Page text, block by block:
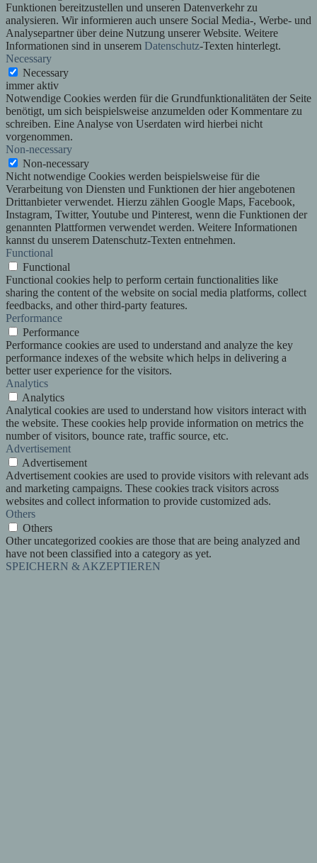
Funktionen bereitzustellen und unseren Datenverkehr zu
analysieren. Wir informieren auch unsere Social Media-, Werbe- und
Analysepartner über deine Nutzung unserer Website. Weitere
Informationen sind in unserem Datenschutz-Texten hinterlegt.
Necessary
Necessary
immer aktiv
Notwendige Cookies werden für die Grundfunktionalitäten der Seite
benötigt, um sich beispielsweise anzumelden oder Kommentare zu
schreiben. Eine Analyse von Userdaten wird hierbei nicht
vorgenommen.
Non-necessary
Non-necessary
Nicht notwendige Cookies werden beispielsweise für die
Verarbeitung von Diensten und Funktionen der hier angebotenen
Drittanbieter verwendet. Hierzu zählen Google Maps, Facebook,
Instagram, Twitter, Youtube und Pinterest, wenn die Funktionen der
genannten Plattformen verwendet werden. Weitere Informationen
kannst du unserem Datenschutz-Texten entnehmen.
Functional
Functional
Functional cookies help to perform certain functionalities like
sharing the content of the website on social media platforms, collect
feedbacks, and other third-party features.
Performance
Performance
Performance cookies are used to understand and analyze the key
performance indexes of the website which helps in delivering a
better user experience for the visitors.
Analytics
Analytics
Analytical cookies are used to understand how visitors interact with
the website. These cookies help provide information on metrics the
number of visitors, bounce rate, traffic source, etc.
Advertisement
Advertisement
Advertisement cookies are used to provide visitors with relevant ads
and marketing campaigns. These cookies track visitors across
websites and collect information to provide customized ads.
Others
Others
Other uncategorized cookies are those that are being analyzed and
have not been classified into a category as yet.
SPEICHERN & AKZEPTIEREN